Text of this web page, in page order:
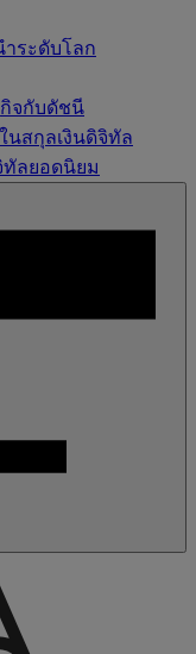
ระดับโลก
จกับดัชนี
สกุลเงินดิจิทัล
ทัลยอดนิยม